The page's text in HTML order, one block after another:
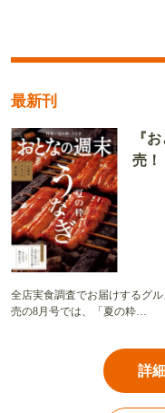
最新刊
『
売！
全店実食調査でお届けするグ
売の8月号では、「夏の粋…
詳